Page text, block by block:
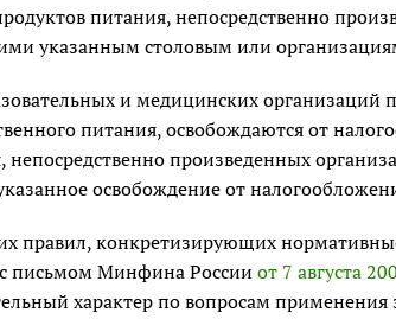
питания, непосредственно
указанным столовым или
и медицинских организаций
питания, освобождаются от
произведенных
освобождение от
правил, конкретизирующих
с письмом Минфина России от 7 августа
характер по вопросам применения